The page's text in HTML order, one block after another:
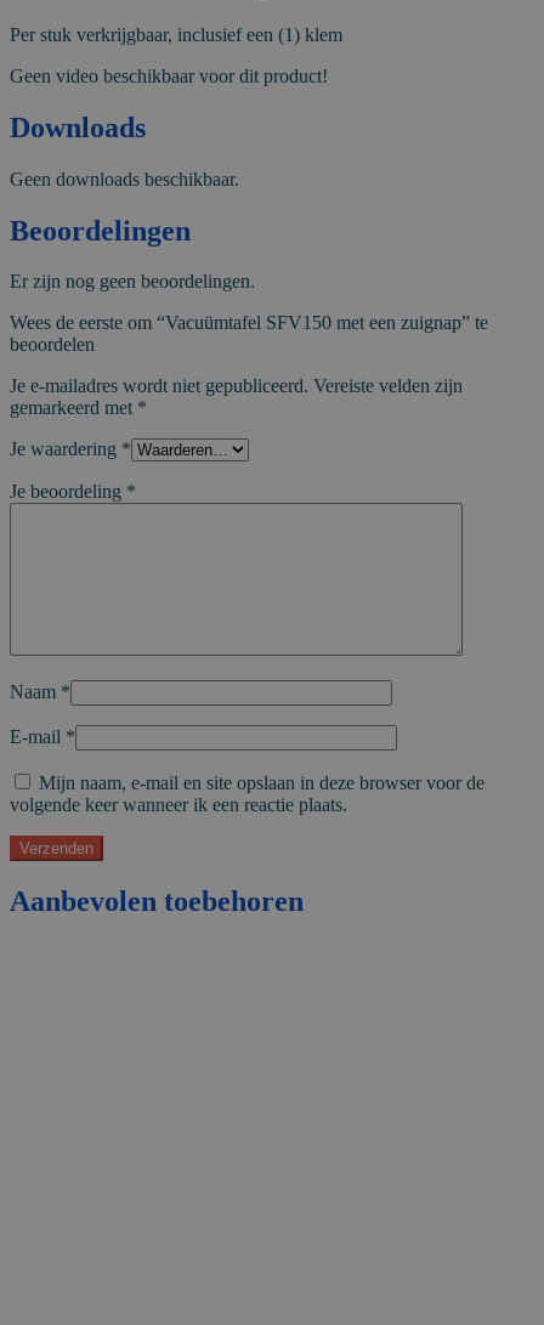
Per stuk verkrijgbaar, inclusief een (1) klem
Geen video beschikbaar voor dit product!
Downloads
Geen downloads beschikbaar.
Beoordelingen
Er zijn nog geen beoordelingen.
Wees de eerste om “Vacuümtafel SFV150 met een zuignap” te
beoordelen
Je e-mailadres wordt niet gepubliceerd. Vereiste velden zijn
gemarkeerd met *
Je waardering *
Je beoordeling *
Naam *
E-mail *
Mijn naam, e-mail en site opslaan in deze browser voor de
volgende keer wanneer ik een reactie plaats.
Aanbevolen toebehoren